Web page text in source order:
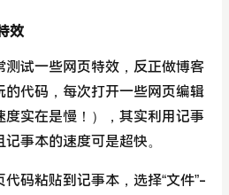
效
试一些网页特效，反正做博客
代码，每次打开一些网页编辑
实在是慢！），其实利用记事
事本的速度可是超快。
码粘贴到记事本，选择“文件”-